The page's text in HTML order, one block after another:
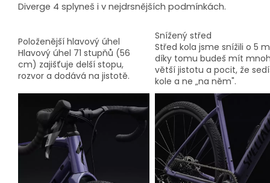
Diverge 4 splyneš i v nejdrsnějších podmínkách.
Položenější hlavový úhel
Hlavový úhel 71 stupňů (56
cm) zajišťuje delší stopu,
rozvor a dodává na jistotě.
Snížený střed
Střed kola jsme snížili o 5
díky tomu budeš mít
větší jistotu a pocit, že
kole a ne „na něm".